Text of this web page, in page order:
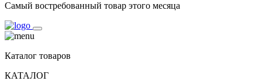
Самый востребованный товар этого месяца
Каталог товаров
КАТАЛОГ